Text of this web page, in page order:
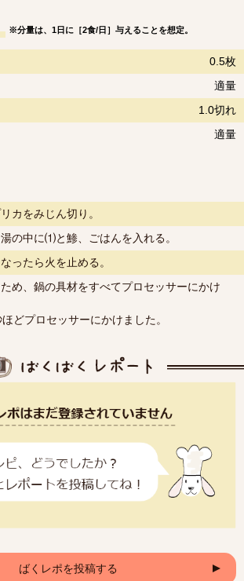
※分量は、1日に［2食/日］与えることを想定。
0.5枚
適量
1.0切れ
適量
カをみじん切り。
の中に⑴と鯵、ごはんを入れる。
ったら火を止める。
め、鍋の具材をすべてプロセッサーにかけ
どプロセッサーにかけました。
ばくレポを投稿する